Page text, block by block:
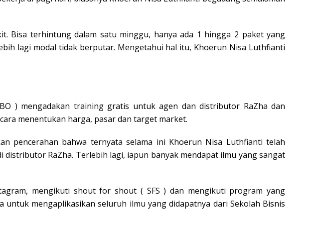
Bisa terhintung dalam satu minggu, hanya ada 1 hingga 2 paket yang
lagi modal tidak berputar. Mengetahui hal itu, Khoerun Nisa Luthfianti
) mengadakan training gratis untuk agen dan distributor RaZha dan
menentukan harga, pasar dan target market.
pencerahan bahwa ternyata selama ini Khoerun Nisa Luthfianti telah
RaZha. Terlebih lagi, iapun banyak mendapat ilmu yang sangat
mengikuti shout for shout ( SFS ) dan mengikuti program yang
mengaplikasikan seluruh ilmu yang didapatnya dari Sekolah Bisnis